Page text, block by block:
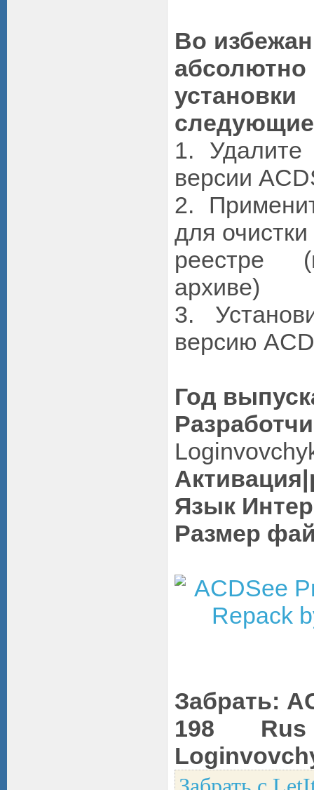
Во
1.
версии
2.
для
реестре
архиве)
3.
версию
Год
Язык
Размер
Забрать:
198